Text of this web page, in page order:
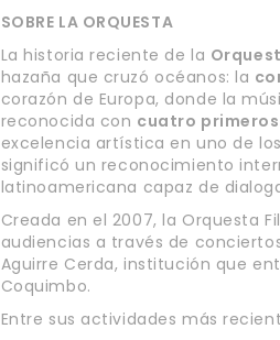
SOBRE LA ORQUESTA
La historia reciente de la
hazaña que cruzó océanos: la
corazón de Europa, donde la
reconocida con cuatro
excelencia artística en uno de
significó un reconocimiento
latinoamericana capaz de
Creada en el 2007, la Orquesta
audiencias a través de
Aguirre Cerda, institución que
Coquimbo.
Entre sus actividades más